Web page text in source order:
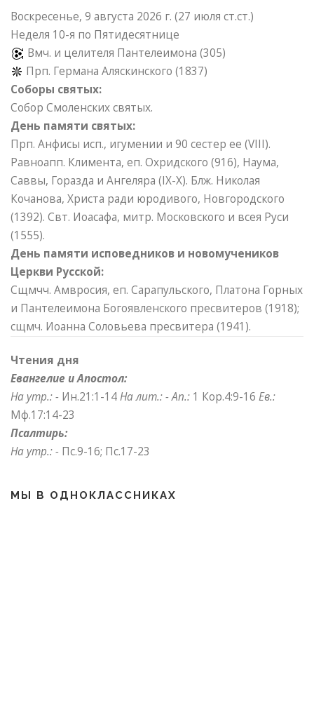
Воскресенье, 9 августа 2026 г. (27 июля ст.ст.)
Неделя 10-я по Пятидесятнице
Вмч. и целителя Пантелеимона (305)
Прп. Германа Аляскинского (1837)
Соборы святых:
Собор Смоленских святых.
День памяти святых:
Прп. Анфисы исп., игумении и 90 сестер ее (VIII).
Равноапп. Климента, еп. Охридского (916), Наума,
Саввы, Горазда и Ангеляра (IX-X). Блж. Николая
Кочанова, Христа ради юродивого, Новгородского
(1392). Свт. Иоасафа, митр. Московского и всея Руси
(1555).
День памяти исповедников и новомучеников
Церкви Русской:
Сщмчч. Амвросия, еп. Сарапульского, Платона Горных
и Пантелеимона Богоявленского пресвитеров (1918);
сщмч. Иоанна Соловьева пресвитера (1941).
Чтения дня
Евангелие и Апостол:
На утр.: - Ин.21:1-14На лит.: -Ап.: 1 Кор.4:9-16 Ев.:
Мф.17:14-23
Псалтирь:
На утр.: - Пс.9-16; Пс.17-23
МЫ В ОДНОКЛАССНИКАХ